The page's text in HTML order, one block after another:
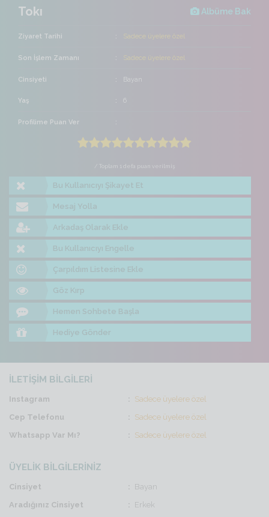
Tokı Albüme Bak
Ziyaret Tarihi Sadece üyelere özel
Son İşlem Zamanı Sadece üyelere özel
Cinsiyeti Bayan
Yaş 6
Profilime Puan Ver
/ Toplam 1 defa puan verilmiş
Bu Kullanıcıyı Şikayet Et
Mesaj Yolla
Arkadaş Olarak Ekle
Bu Kullanıcıyı Engelle
Çarpıldım Listesine Ekle
Göz Kırp
Hemen Sohbete Başla
Hediye Gönder
İLETİŞİM BİLGİLERİ
Instagram
Sadece üyelere özel
Cep Telefonu
Sadece üyelere özel
Whatsapp Var Mı?
Sadece üyelere özel
ÜYELİK BİLGİLERİNİZ
Cinsiyet
Bayan
Aradığınız Cinsiyet
Erkek